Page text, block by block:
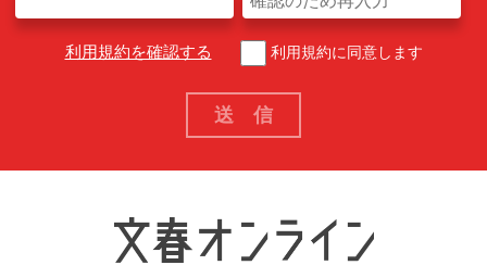
利用規約を確認する 利用規約に同意します